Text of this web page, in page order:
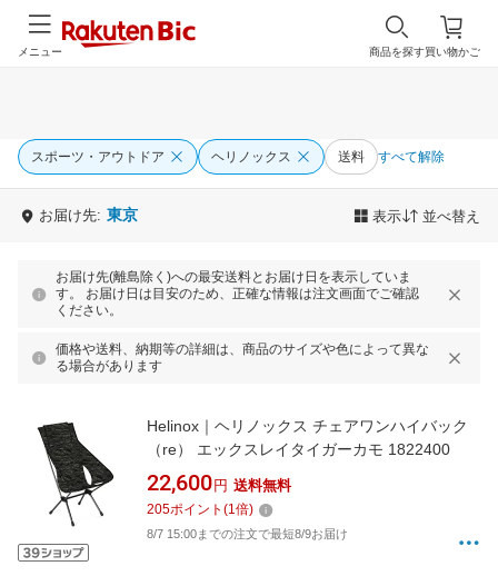
買い物かご
商品を探す
メニュー
スポーツ・アウトドア ヘリノックス 送料 すべて解除
お届け先: 東京 表示 並べ替え
お届け先(離島除く)への最安送料とお届け日を表示していま
す。 お届け日は目安のため、正確な情報は注文画面でご確認
ください。
価格や送料、納期等の詳細は、商品のサイズや色によって異な
る場合があります
Helinox｜ヘリノックス チェアワンハイバック
（re） エックスレイタイガーカモ 1822400
22,600 円 送料無料
205ポイント (1倍)
8/7 15:00までの注文で最短8/9お届け